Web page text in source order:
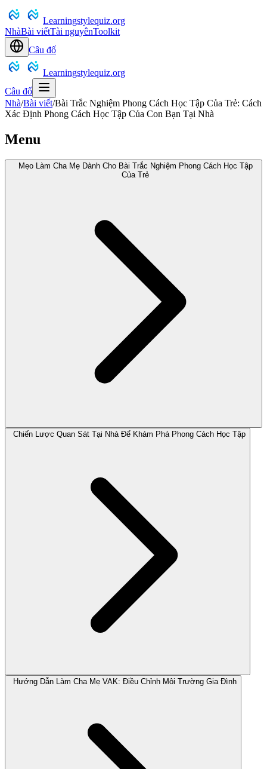
Learningstylequiz.org
NhàBài viếtTài nguyênToolkit
Câu đố
Learningstylequiz.org
Câu đố
Nhà/Bài viết/Bài Trắc Nghiệm Phong Cách Học Tập Của Trẻ: Cách
Xác Định Phong Cách Học Tập Của Con Bạn Tại Nhà
Menu
Mẹo Làm Cha Mẹ Dành Cho Bài Trắc Nghiệm Phong Cách Học Tập
Của Trẻ
Chiến Lược Quan Sát Tại Nhà Để Khám Phá Phong Cách Học Tập
Hướng Dẫn Làm Cha Mẹ VAK: Điều Chỉnh Môi Trường Gia Đình